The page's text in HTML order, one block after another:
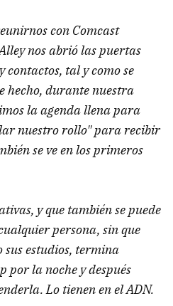
con Comcast
nos abrió las puertas
tal y como se
hecho, durante nuestra
la agenda llena para
nuestro rollo" para recibir
se ve en los primeros
y que también se puede
persona, sin que
sus estudios, termina
por la noche y después
Lo tienen en el ADN.